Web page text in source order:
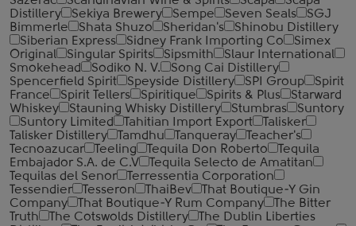
Distillery
Sekiya Brewery Sempe Seven Seals
SGJ
Bimmerle
Shata Shuzo Sheridan's
Shinobu Distillery
Siberian Express
Sidney Frank Importing Co
Simex
Original
Singular Spirits Sipsmith
Slaur International
Smokehead
Sodiko N. V.
Song Cai Distillery
Spencerfield Spirit
Speyside Distillery SPI Group
Spirit
France
Spirit Tellers Spiritique Spirits & Plus
Starward
Whiskey
Stauning Whisky Distillery Stumbras
Suntory
Suntory Limited
Tahitian Import Export
Talisker
Talisker Distillery
Tamdhu Tanqueray
Teacher's
Tecnoazucar
Teeling Tequila Don Roberto
Tequila
Embajador S.A. de C.V
Tequila Selecto de Amatitan
Tequilas del Senor
Terressentia Corporation
Tessendier
Tesseron ThaiBev
That Boutique-Y Gin
Company
That Boutique-Y Rum Company
The Bitter
Truth
The Cotswolds Distillery
The Dublin Liberties